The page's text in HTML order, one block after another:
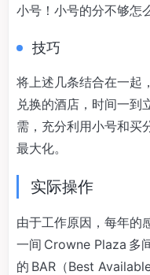
小号！小号的分不够怎
技巧
将上述几条结合在一起
兑换的酒店，时间一到
需，充分利用小号和买
最大化。
实际操作
由于工作原因，每年的
一间 Crowne Plaza 多
的 BAR（Best